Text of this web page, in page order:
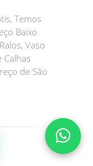
Temos
Baixo
Vaso
Calhas
de São
Ajuda?
Precisa de